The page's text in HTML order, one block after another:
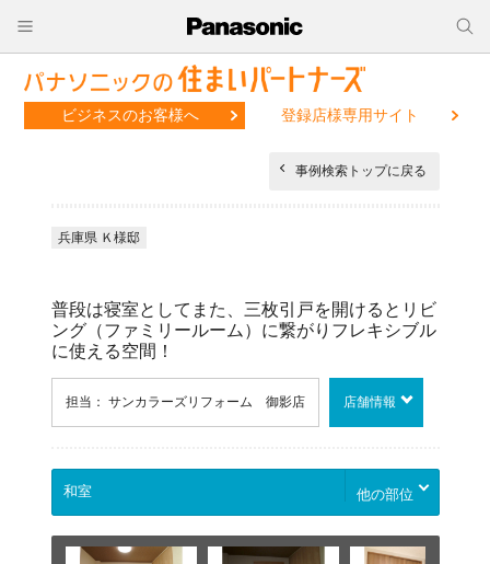
ビジネスのお客様へ 登録店様専用サイト
事例検索トップに戻る
兵庫県 Ｋ様邸
普段は寝室としてまた、三枚引戸を開けるとリビ
ング（ファミリールーム）に繋がりフレキシブル
に使える空間！
担当： サンカラーズリフォーム 御影店 店舗情報
他の部位